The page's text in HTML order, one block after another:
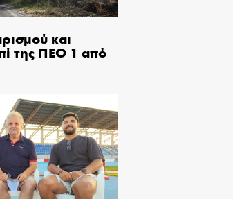
και
της ΠΕΟ 1 από